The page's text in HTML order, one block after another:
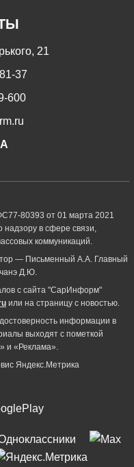
21
37
600
80393 от 01 марта 2021
надзору в сфере связи,
коммуникаций.
— Письменный А.А. Главный
Д.Ю.
с сайта "СарИнформ"
или на страницу с новостью.
информации в
выходят с пометкой
и «Реклама».
Яндекс.Метрика